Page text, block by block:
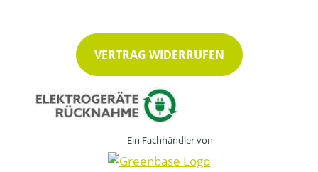
VERTRAG WIDERRUFEN
Ein Fachhändler von